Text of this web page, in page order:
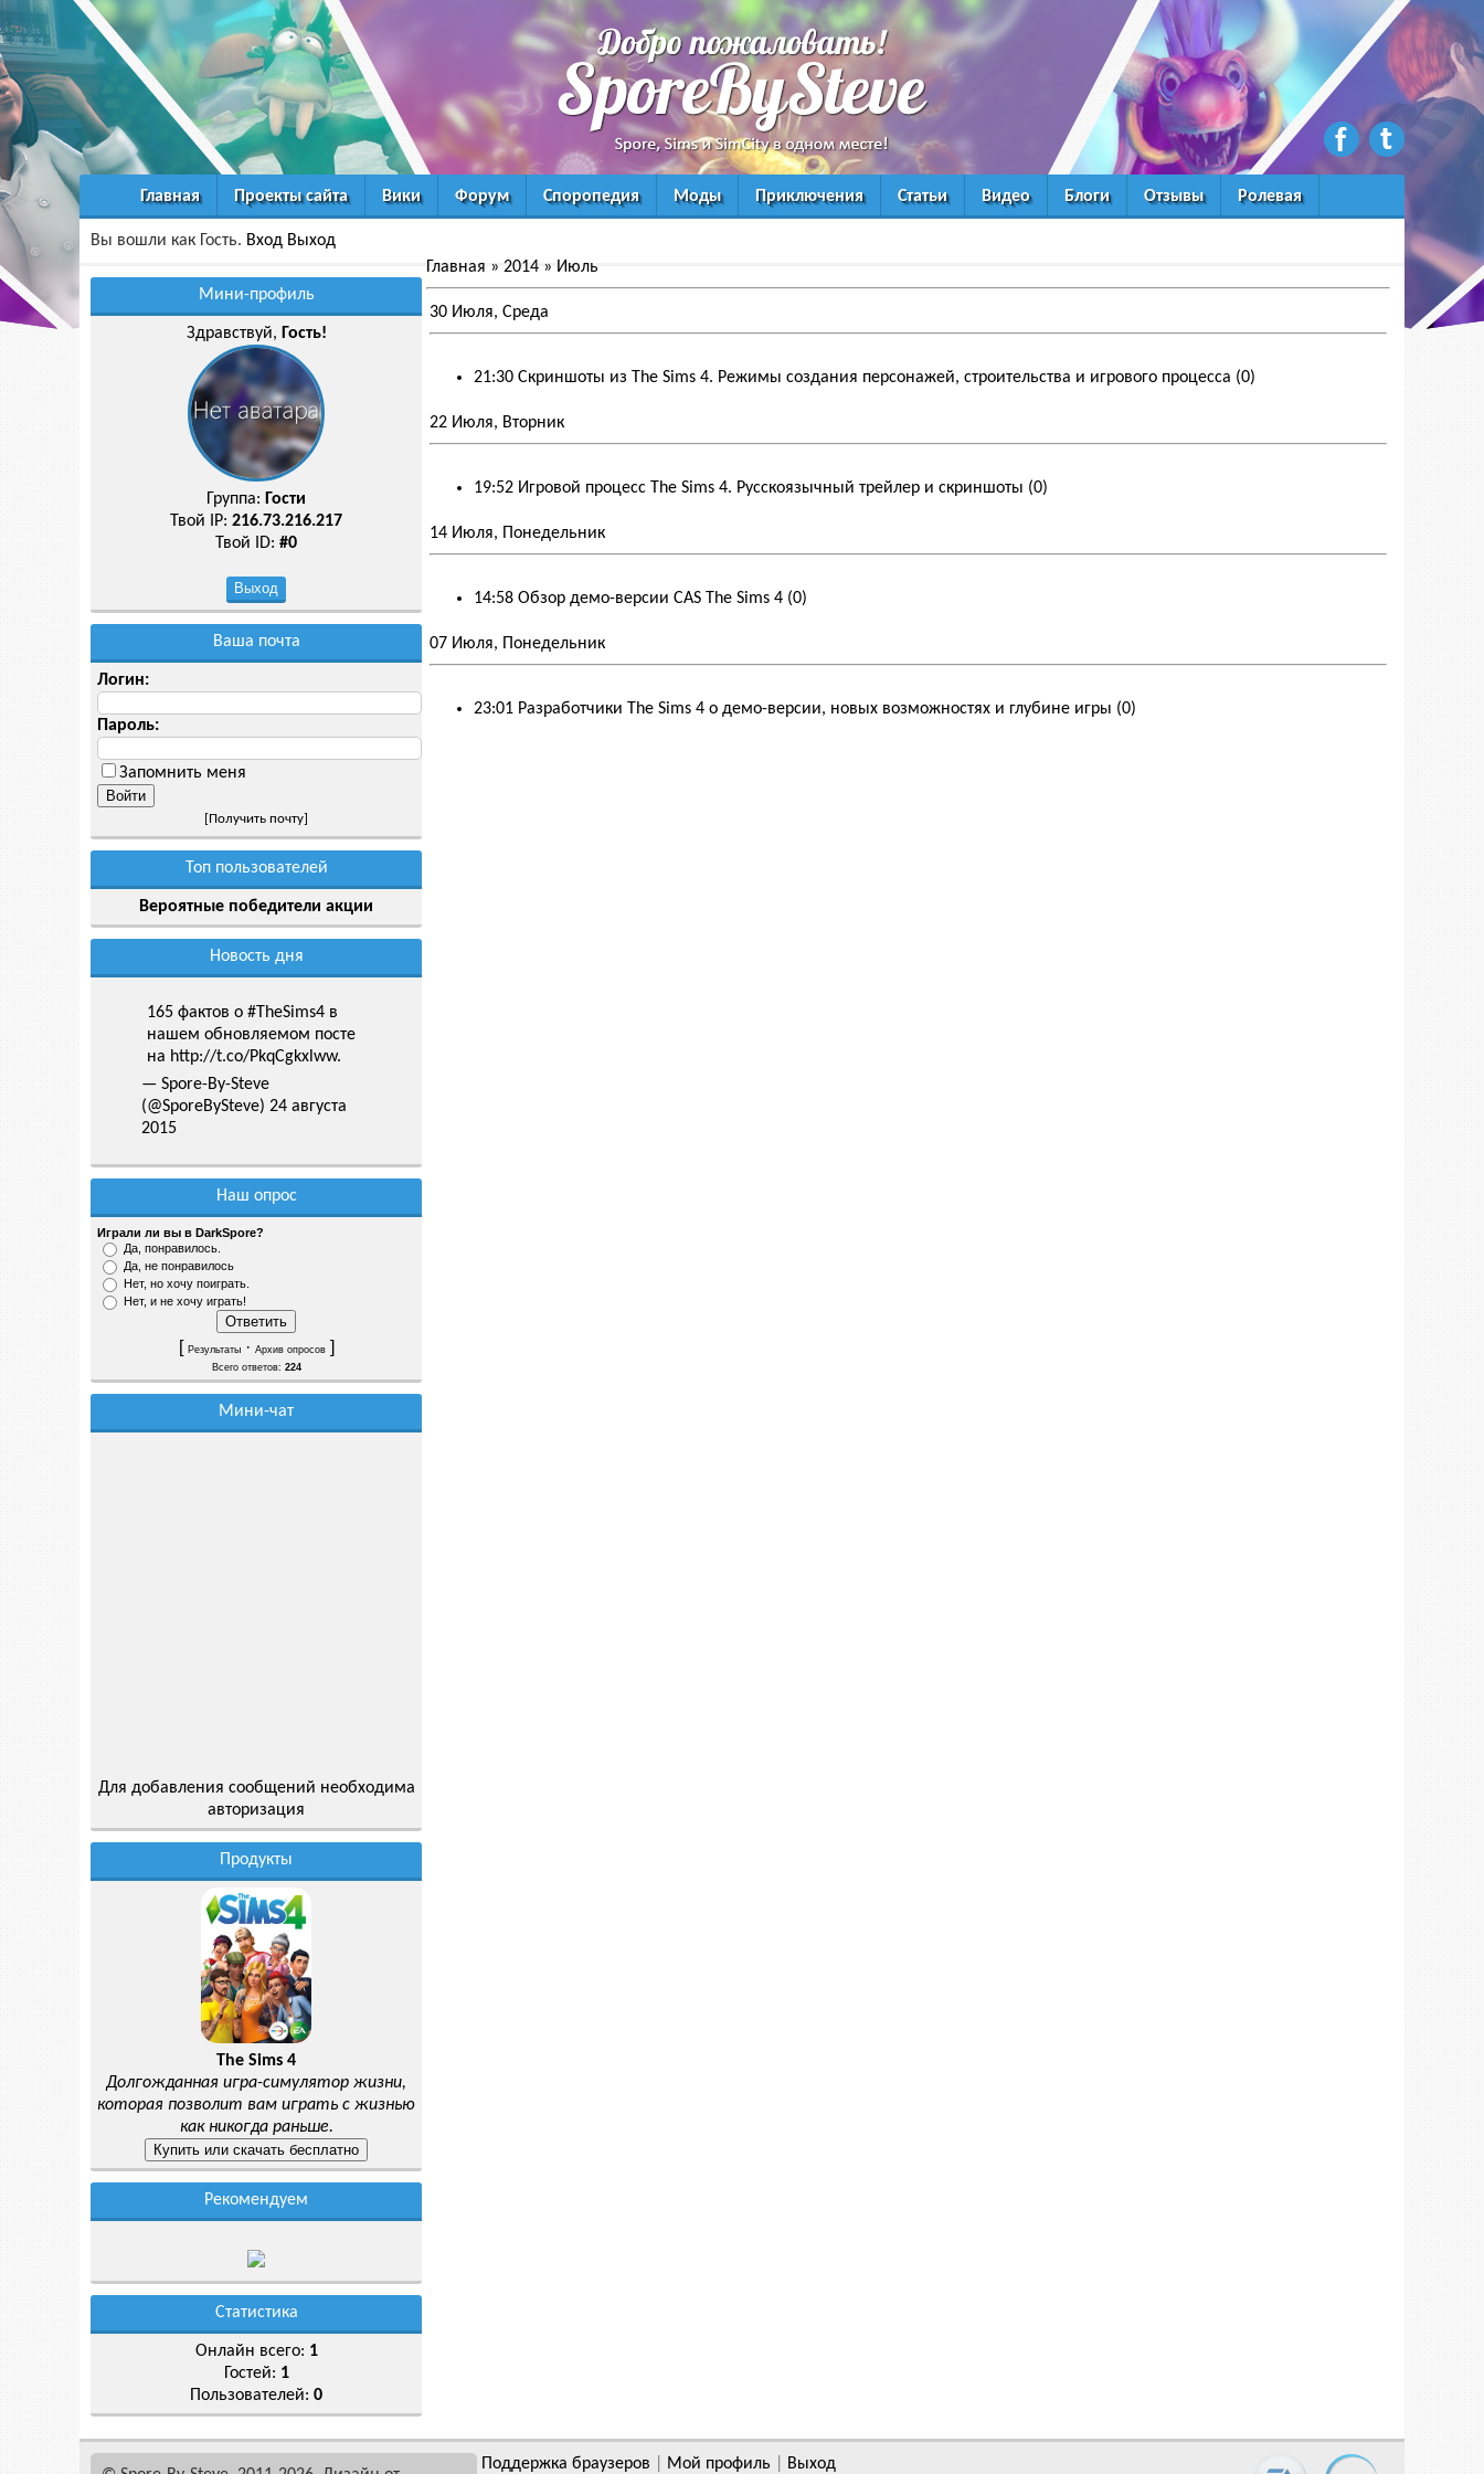
Главная Проекты сайта Вики Форум Споропедия Моды Приключения Статьи Видео Блоги Отзывы Ролевая
Вы вошли как Гость. Вход Выход
Мини-профиль
Здравствуй, Гость!
Группа: Гости
Твой IP: 216.73.216.217
Твой ID: #0
Ваша почта
Логин:
Пароль:
Запомнить меня
[Получить почту]
Топ пользователей
Вероятные победители акции
Новость дня
165 фактов о #TheSims4 в
нашем обновляемом посте
на http://t.co/PkqCgkxlww.
— Spore-By-Steve
(@SporeBySteve) 24 августа
2015
Наш опрос
Играли ли вы в DarkSpore?
Да, понравилось.
Да, не понравилось
Нет, но хочу поиграть.
Нет, и не хочу играть!
[ Результаты· Архив опросов]
Всего ответов: 224
Мини-чат
Для добавления сообщений необходима
авторизация
Продукты
The Sims 4
Долгожданная игра-симулятор жизни,
которая позволит вам играть с жизнью
как никогда раньше.
Рекомендуем
Статистика
Онлайн всего: 1
Гостей: 1
Пользователей: 0
Главная » 2014 » Июль
30 Июля, Среда
21:30 Скриншоты из The Sims 4. Режимы создания персонажей, строительства и игрового процесса (0)
22 Июля, Вторник
19:52 Игровой процесс The Sims 4. Русскоязычный трейлер и скриншоты (0)
14 Июля, Понедельник
14:58 Обзор демо-версии CAS The Sims 4 (0)
07 Июля, Понедельник
23:01 Разработчики The Sims 4 о демо-версии, новых возможностях и глубине игры (0)
Поддержка браузеров Мой профиль Выход